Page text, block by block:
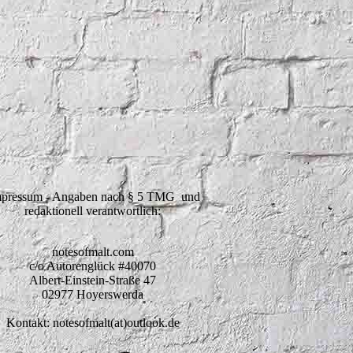
- Angaben nach § 5 TMG und
redaktionell verantwortlich:
notesofmalt.com
c/o Autorenglück #40070
Albert-Einstein-Straße 47
02977 Hoyerswerda
Kontakt: notesofmalt(at)outlook.de